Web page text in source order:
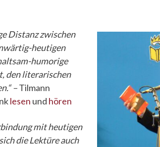
Distanz zwischen
heutigen
humorige
den literarischen
–Tilmann
lesen und hören
mit heutigen
die Lektüre auch